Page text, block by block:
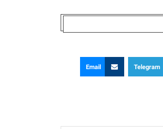
Telegram
Email